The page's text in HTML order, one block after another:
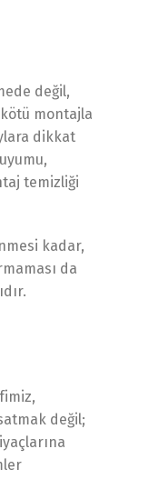
değil,
montajla
dikkat
temizliği
kadar,
da
değil;